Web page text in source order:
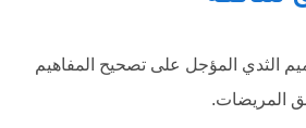
الثدي المؤجل على تصحيح المفاهيم
المريضات.